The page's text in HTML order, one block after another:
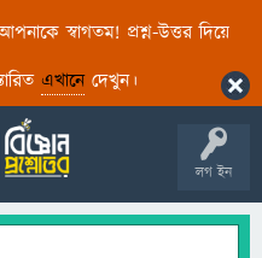
স্বাগতম! প্রশ্ন-উত্তর দিয়ে
এখানেদেখুন।
লগ ইন